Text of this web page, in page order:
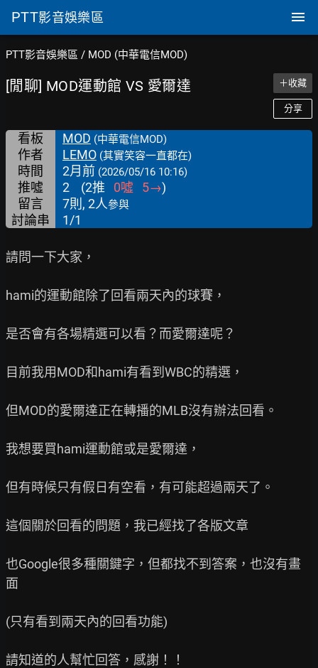
PTT影音娛樂區
PTT影音娛樂區 / MOD (中華電信MOD)
[閒聊] MOD運動館 VS 愛爾達 ＋收藏
分享
看板 MOD (中華電信MOD)
作者 LEMO (其實笑容一直都在)
時間 2月前 (2026/05/16 10:16)
推噓 2 (2推 0噓 5→)
留言
7則, 2人參與
討論串 1/1
請問一下大家，
hami的運動館除了回看兩天內的球賽，
是否會有各場精選可以看？而愛爾達呢？
目前我用MOD和hami有看到WBC的精選，
但MOD的愛爾達正在轉播的MLB沒有辦法回看。
我想要買hami運動館或是愛爾達，
但有時候只有假日有空看，有可能超過兩天了。
這個關於回看的問題，我已經找了各版文章
也Google很多種關鍵字，但都找不到答案，也沒有畫
面
(只有看到兩天內的回看功能)
請知道的人幫忙回答，感謝！！